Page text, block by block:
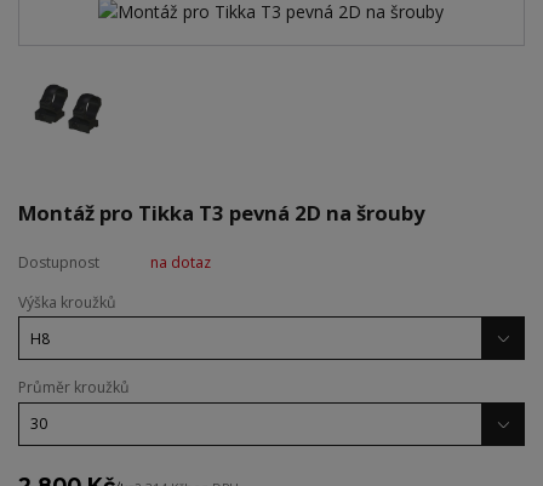
Montáž pro Tikka T3 pevná 2D na šrouby
Dostupnost
na dotaz
Výška kroužků
Průměr kroužků